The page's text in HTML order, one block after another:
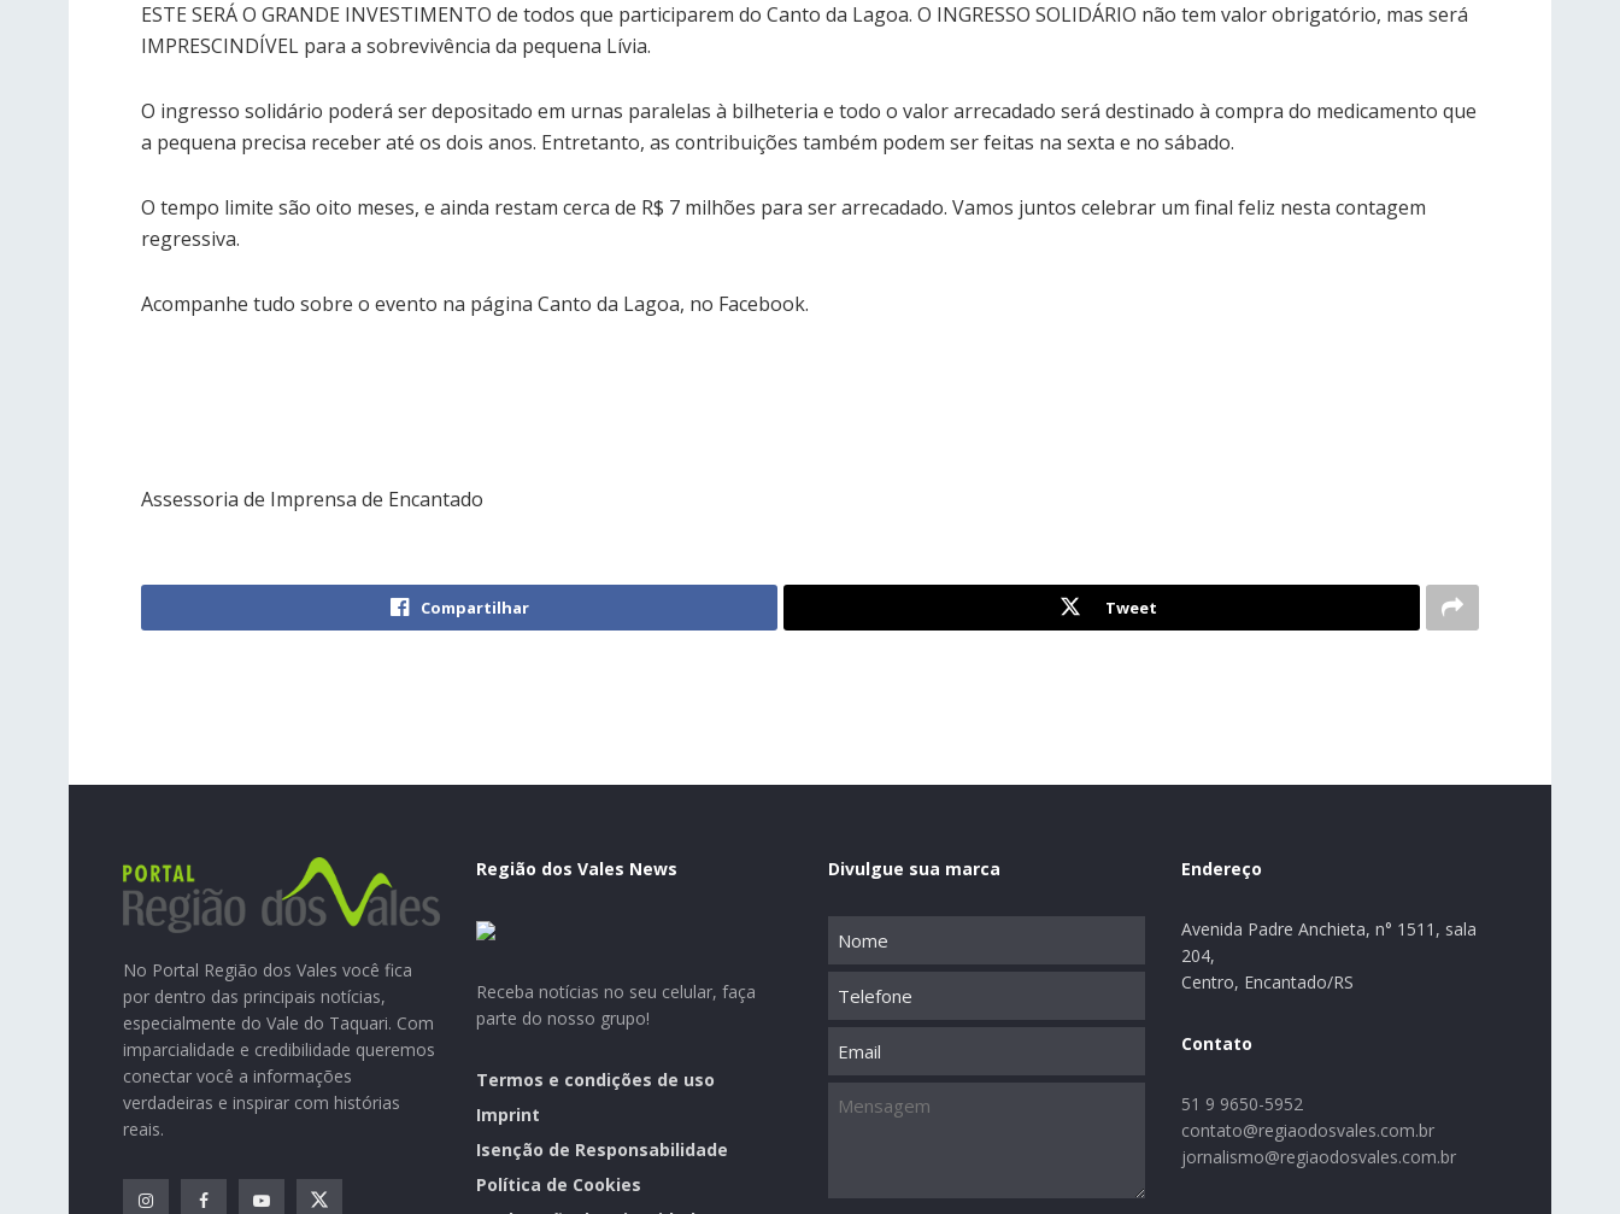
ESTE SERÁ O GRANDE INVESTIMENTO de todos que participarem do Canto da Lagoa. O INGRESSO SOLIDÁRIO não tem valor obrigatório, mas será
IMPRESCINDÍVEL para a sobrevivência da pequena Lívia.
O ingresso solidário poderá ser depositado em urnas paralelas à bilheteria e todo o valor arrecadado será destinado à compra do medicamento que
a pequena precisa receber até os dois anos. Entretanto, as contribuições também podem ser feitas na sexta e no sábado.
O tempo limite são oito meses, e ainda restam cerca de R$ 7 milhões para ser arrecadado. Vamos juntos celebrar um final feliz nesta contagem
regressiva.
Acompanhe tudo sobre o evento na página Canto da Lagoa, no Facebook.
Assessoria de Imprensa de Encantado
Compartilhar Tweet
No Portal Região dos Vales você fica
por dentro das principais notícias,
especialmente do Vale do Taquari. Com
imparcialidade e credibilidade queremos
conectar você a informações
verdadeiras e inspirar com histórias
reais.
Região dos Vales News
Receba notícias no seu celular, faça
parte do nosso grupo!
Termos e condições de uso
Imprint
Isenção de Responsabilidade
Política de Cookies
Divulgue sua marca
Telefone
Email
Mensagem
Endereço
Avenida Padre Anchieta, n° 1511, sala
204,
Centro, Encantado/RS
Contato
51 9 9650-5952
contato@regiaodosvales.com.br
jornalismo@regiaodosvales.com.br